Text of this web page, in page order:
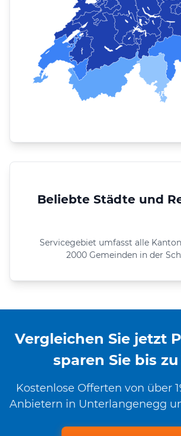
Beliebte Städte und
Servicegebiet umfasst alle
2000 Gemeinden in der
Vergleichen Sie jetzt
sparen Sie bis zu
Kostenlose Offerten von über
Anbietern in Unterlangenegg